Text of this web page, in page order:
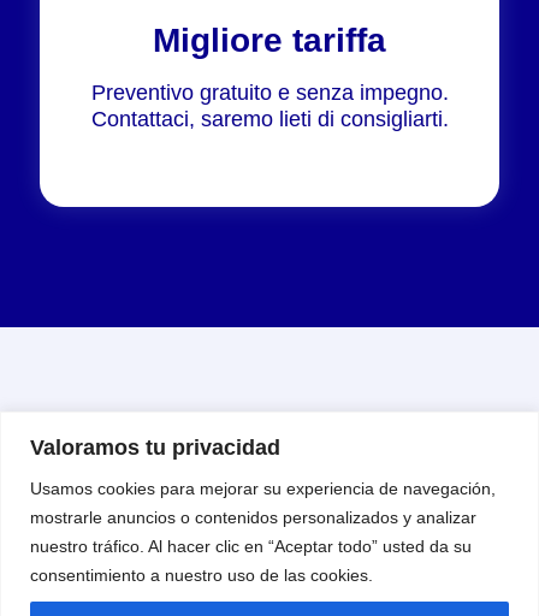
Valoramos tu privacidad
Usamos cookies para mejorar su experiencia de navegación,
mostrarle anuncios o contenidos personalizados y analizar
nuestro tráfico. Al hacer clic en “Aceptar todo” usted da su
consentimiento a nuestro uso de las cookies.
Migliore tariffa
Preventivo gratuito e senza impegno.
Contattaci, saremo lieti di consigliarti.
a degli esperti?
Traduttori madrelingua:
Traduciamo solo verso la nostra